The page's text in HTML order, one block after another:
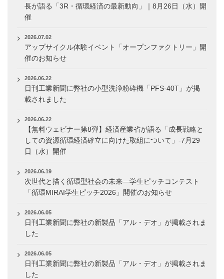
長が語る「3R・循環経済の最新動向」｜8月26日（水）開
催
2026.07.02
アップサイクル体験イベント「オープンファクトリー」開
催のお知らせ
2026.06.22
日刊工業新聞に弊社の小型洗浄粉砕機「PFS-40T」が掲
載されました
2026.06.22
【無料ウェビナー第8弾】経済産業省が語る「成長戦略と
しての資源循環経済確立に向けた取組について」-7月29
日（水）開催
2026.06.19
次世代と描く循環型社会の未来―学生ピッチコンテスト
「循環MIRAI学生ピッチ2026」開催のお知らせ
2026.06.05
日刊工業新聞に弊社の新製品「アル・デオ」が掲載されま
した
2026.06.05
日刊工業新聞に弊社の新製品「アル・デオ」が掲載されま
した